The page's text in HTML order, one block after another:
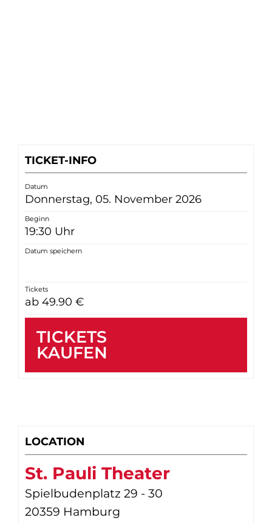
TICKET-INFO
Datum
Donnerstag, 05. November 2026
Beginn
19:30 Uhr
Datum speichern
Tickets
ab 49.90 €
TICKETS
KAUFEN
LOCATION
St. Pauli Theater
Spielbudenplatz 29 - 30
20359 Hamburg